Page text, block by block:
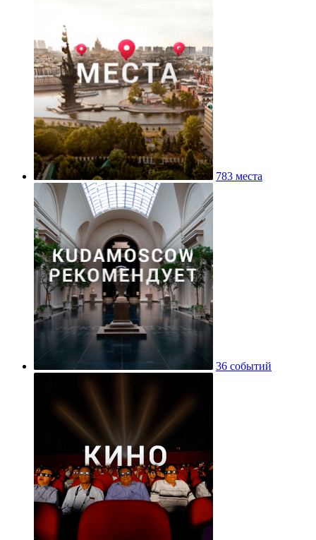
783 места
36 событий